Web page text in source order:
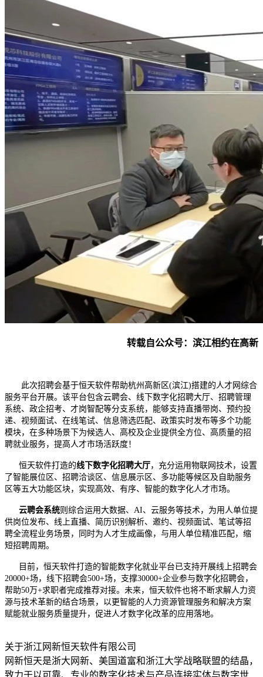
转载自公众号：滨江相约在高新
此次招聘会基于恒天软件帮助杭州高新区(滨江)搭建的人才网综合
服务平台开展。该平台包含云聘会、线下数字化招聘大厅、招聘管理
系统、政企招考、才岗智配等分支系统，能够支持直播带岗、预约投
递、视频面试、在线笔试、信息筛选匹配、政策实时发布等多个功能
模块，在多种场景下为候选人、高校及企业提供全方位、高质量的招
聘就业服务，提高人才市场活跃度！
恒天软件打造的线下数字化招聘大厅，充分运用物联网技术，设置
了智能展位区、招聘洽谈区、信息展示区、多功能等候区及自助服务
区等五大功能区块，实现高效、有序、智能的数字化人才市场。
云聘会系统则综合运用大数据、AI、云服务等技术，为用人单位提
供岗位发布、线上直播、简历识别解析、邀约、视频面试、笔试等招
聘全流程业务场景，同时为人才生成画像，与用人单位精准匹配，缩
短招聘周期。
​ 目前，恒天软件打造的智能数字化就业平台已支持开展线上招聘会
20000+场，线下招聘会500+场，支撑30000+企业参与数字化招聘会，
帮助50万+求职者完成推荐对接。未来，恒天软件也将不断求解人力资
源与技术革新的结合场景，以更智能的人力资源管理服务和解决方案
赋能就业服务质量提升，促进人才数字化改革的应用落地。
关于浙江网新恒天软件有限公司
网新恒天是浙大网新、美国道富和浙江大学战略联盟的结晶，
致力于以可靠、专业的数字化技术与产品连接实体与数字世